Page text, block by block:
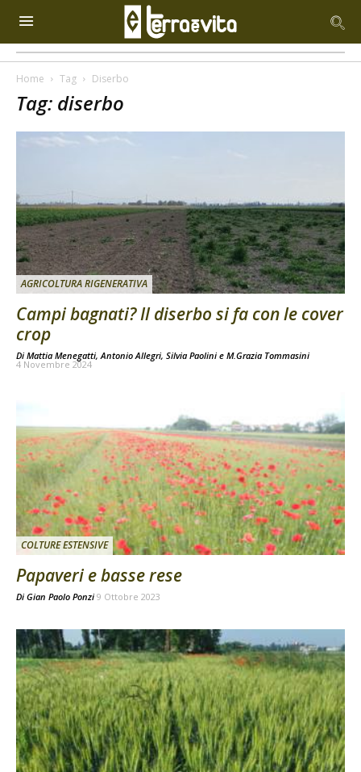
Home Tag Diserbo
Tag: diserbo
AGRICOLTURA RIGENERATIVA
Campi bagnati? Il diserbo si fa con le cover
crop
Di Mattia Menegatti,Antonio Allegri, Silvia Paolini e M.Grazia Tommasini
4 Novembre 2024
COLTURE ESTENSIVE
Papaveri e basse rese
Di Gian Paolo Ponzi 9 Ottobre 2023